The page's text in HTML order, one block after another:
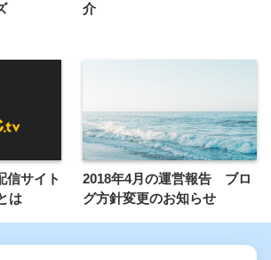
介
信サイト
は
2018年4月の運営報告 ブロ
グ方針変更のお知らせ